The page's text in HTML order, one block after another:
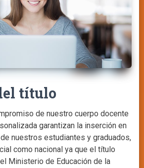
título
de nuestro cuerpo docente
garantizan la inserción en
nuestros estudiantes y graduados,
como nacional ya que el título
Ministerio de Educación de la